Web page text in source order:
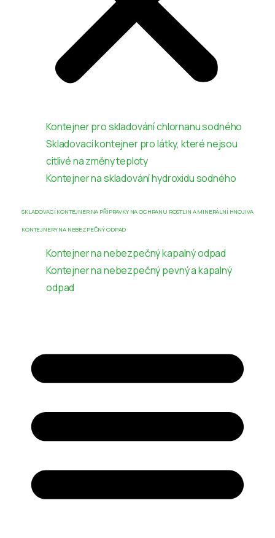
Kontejner pro skladování chlornanu sodného
Skladovací kontejner pro látky, které nejsou
citlivé na změny teploty
Kontejner na skladování hydroxidu sodného
SKLADOVACÍ KONTEJNER NA PŘÍPRAVKY NA OCHRANU ROSTLIN A MINERÁLNÍ HNOJIVA
KONTEJNERY NA NEBEZPEČNÝ ODPAD
Kontejner na nebezpečný kapalný odpad
Kontejner na nebezpečný pevný a kapalný
odpad